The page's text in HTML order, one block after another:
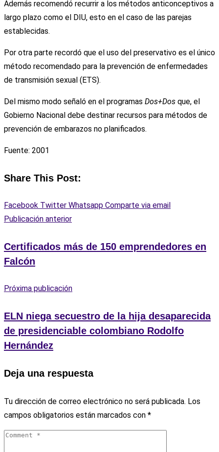
Además recomendó recurrir a los métodos anticonceptivos a
largo plazo como el DIU, esto en el caso de las parejas
establecidas.
Por otra parte recordó que el uso del preservativo es el único
método recomendado para la prevención de enfermedades
de transmisión sexual (ETS).
Del mismo modo señaló en el programas Dos+Dos que, el
Gobierno Nacional debe destinar recursos para métodos de
prevención de embarazos no planificados.
Fuente: 2001
Share This Post:
Facebook Twitter Whatsapp Comparte via email
Publicación anterior
Certificados más de 150 emprendedores en
Falcón
Próxima publicación
ELN niega secuestro de la hija desaparecida
de presidenciable colombiano Rodolfo
Hernández
Deja una respuesta
Tu dirección de correo electrónico no será publicada. Los
campos obligatorios están marcados con *